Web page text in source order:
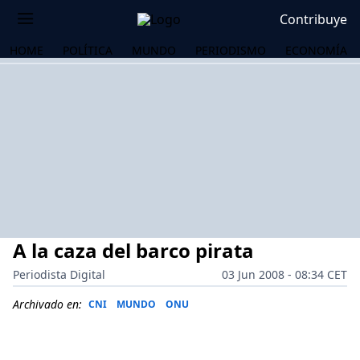
Contribuye
HOME POLÍTICA MUNDO PERIODISMO ECONOMÍA
A la caza del barco pirata
Periodista Digital
03 Jun 2008 - 08:34 CET
Archivado en: CNI MUNDO ONU